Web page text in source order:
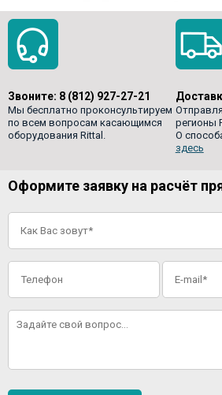
Звоните: 8 (812) 927-27-21
Мы бесплатно проконсультируем
по всем вопросам касающимся
оборудования Rittal.
регионы
О
здесь
Оформите заявку на расчёт